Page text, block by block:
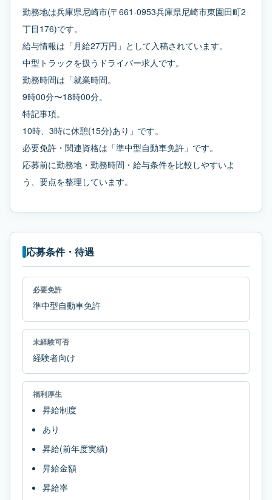
勤務地は兵庫県尼崎市(〒661-0953兵庫県尼崎市東園田町2
丁目176)です。
給与情報は「月給27万円」として入稿されています。
中型トラックを扱うドライバー求人です。
勤務時間は「就業時間。
9時00分〜18時00分。
特記事項。
10時、3時に休憩(15分)あり」です。
必要免許・関連資格は「準中型自動車免許」です。
応募前に勤務地・勤務時間・給与条件を比較しやすいよ
う、要点を整理しています。
応募条件・待遇
必要免許
準中型自動車免許
未経験可否
経験者向け
福利厚生
昇給制度
あり
昇給(前年度実績)
昇給金額
昇給率